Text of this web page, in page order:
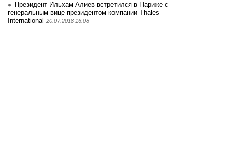
Президент Ильхам Алиев встретился в Париже с
генеральным вице-президентом компании Thales
International 20.07.2018 16:08